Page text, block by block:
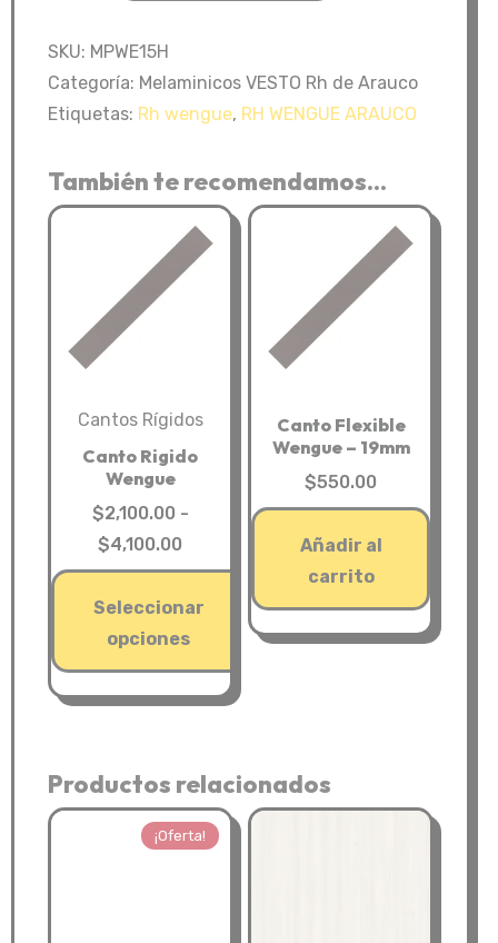
215*244
-
Arauco
SKU: MPWE15H
Categoría: Melaminicos VESTO Rh de Arauco
Etiquetas: Rh wengue, RH WENGUE ARAUCO
También te recomendamos…
Cantos Rígidos
Canto Rigido
Wengue
$2,100.00 -
$4,100.00
de
precios:
desde
$2,100.00
hasta
Seleccionar
opciones
múltiples
variantes.
Las
Canto Flexible
Wengue – 19mm
$550.00
Añadir al
carrito
Productos relacionados
¡Oferta!